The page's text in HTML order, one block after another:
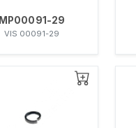
MP00091-29
VIS 00091-29